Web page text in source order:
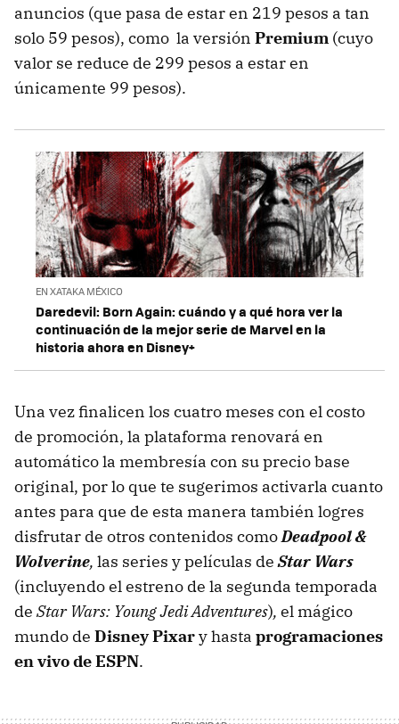
anuncios (que pasa de estar en 219 pesos a tan
solo 59 pesos), como la versión Premium (cuyo
valor se reduce de 299 pesos a estar en
únicamente 99 pesos).
EN XATAKA MÉXICO
Daredevil: Born Again: cuándo y a qué hora ver la
continuación de la mejor serie de Marvel en la
historia ahora en Disney+
Una vez finalicen los cuatro meses con el costo
de promoción, la plataforma renovará en
automático la membresía con su precio base
original, por lo que te sugerimos activarla cuanto
antes para que de esta manera también logres
disfrutar de otros contenidos comoDeadpool &
Wolverine, las series y películas deStar Wars
(incluyendo el estreno de la segunda temporada
de Star Wars: Young Jedi Adventures), el mágico
mundo de Disney Pixary hasta programaciones
en vivo de ESPN.